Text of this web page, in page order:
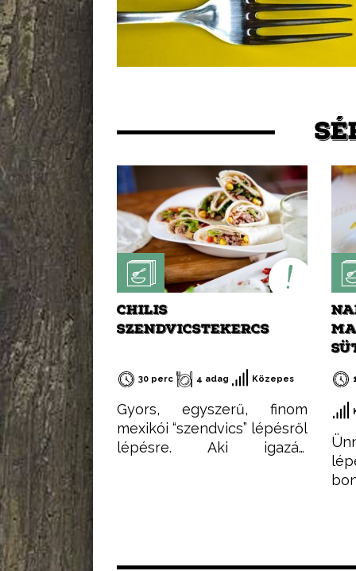
CHILIS
SZENDVICSTEKERCS
30 perc 4 adag Közepes
Gyors, egyszerű, finom
mexikói “szendvics” lépésről
lépésre. Aki igazán
akár melegen.